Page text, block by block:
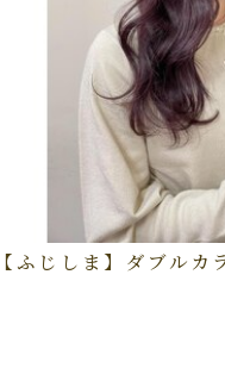
ふじしま】ダブルカ